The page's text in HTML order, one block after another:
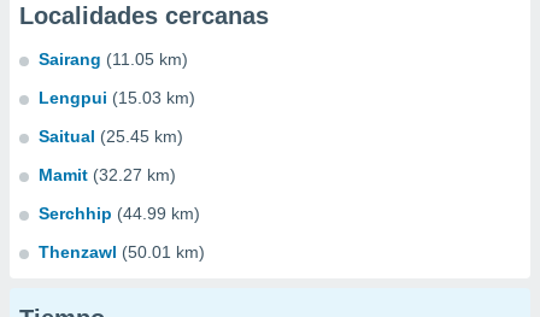
Localidades cercanas
Sairang (11.05 km)
Lengpui (15.03 km)
Saitual (25.45 km)
Mamit (32.27 km)
Serchhip (44.99 km)
Thenzawl (50.01 km)